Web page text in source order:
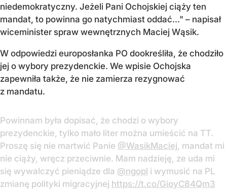
niedemokratyczny. Jeżeli Pani Ochojskiej ciąży ten
mandat, to powinna go natychmiast oddać..." – napisał
wiceminister spraw wewnętrznych Maciej Wąsik.
W odpowiedzi europosłanka PO dookreśliła, że chodziło
jej o wybory prezydenckie. We wpisie Ochojska
zapewniła także, że nie zamierza rezygnować
z mandatu.
Powinnam była dopisać, że chodzi o wybory
prezydenckie, tylko mało liter można umieścić na TT.
Proszę się nie martwić Panie @WasikMaciej, mandat mi
nie ciąży, wręcz przeciwnie. Mam nadzieję, ze uda mi
się wywalczyć pieniądze dla @ngopl i wymusić na PL
zmianę polityki migracyjnej https://t.co/GioyC84Qm3